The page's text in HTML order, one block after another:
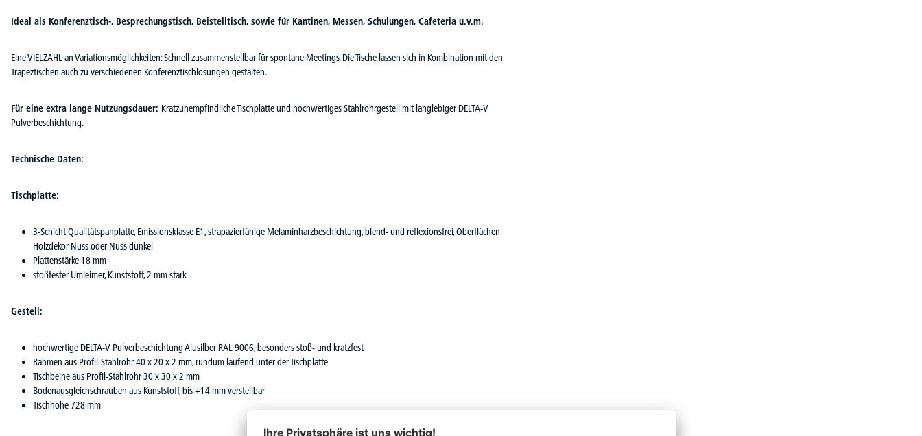
Ideal als Konferenztisch-, Besprechungstisch, Beistelltisch, sowie für Kantinen, Messen, Schulungen, Cafeteria u.v.m.
Eine VIELZAHL an Variationsmöglichkeiten: Schnell zusammenstellbar für spontane Meetings. Die Tische lassen sich in Kombination mit den
Trapeztischen auch zu verschiedenen Konferenztischlösungen gestalten.
Für eine extra lange Nutzungsdauer: Kratzunempfindliche Tischplatte und hochwertiges Stahlrohrgestell mit langlebiger DELTA-V
Pulverbeschichtung.
Technische Daten:
Tischplatte:
3-Schicht Qualitätspanplatte, Emissionsklasse E1, strapazierfähige Melaminharzbeschichtung, blend- und reflexionsfrei, Oberflächen
Holzdekor Nuss oder Nuss dunkel
Plattenstärke 18 mm
stoßfester Umleimer, Kunststoff, 2 mm stark
Gestell:
hochwertige DELTA-V Pulverbeschichtung Alusilber RAL 9006, besonders stoß- und kratzfest
Rahmen aus Profil-Stahlrohr 40 x 20 x 2 mm, rundum laufend unter der Tischplatte
Tischbeine aus Profil-Stahlrohr 30 x 30 x 2 mm
Bodenausgleichschrauben aus Kunststoff, bis +14 mm verstellbar
Tischhöhe 728 mm